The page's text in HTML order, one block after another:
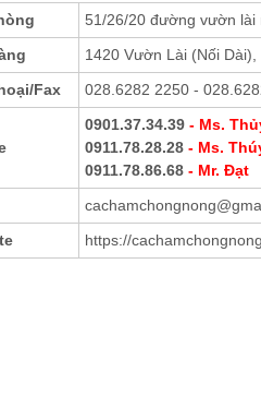
51/26/20 đường vườn lài
1420 Vườn Lài (Nối
/Fax 028.6282 2250 -
0901.37.34.39 - Ms.
0911.78.28.28 - Ms.
0911.78.86.68 - Mr. Đạt
https://